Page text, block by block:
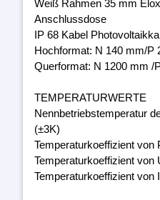
Weiß Rahmen 35 mm
Anschlussdose
IP 68 Kabel
Hochformat: N 140 mm/P
Querformat: N 1200 mm /
TEMPERATURWERTE
Nennbetriebstemperatur
(±3K)
Temperaturkoeffizient von
Temperaturkoeffizient von
Temperaturkoeffizient von